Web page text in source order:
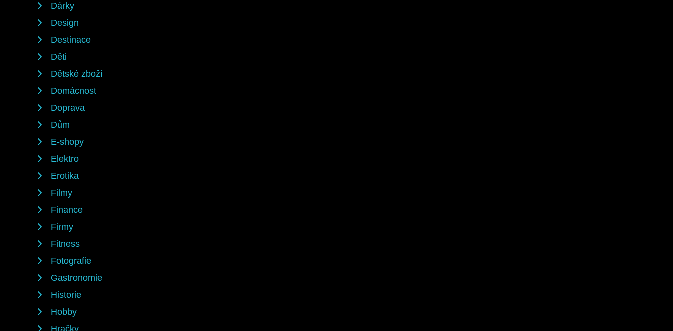
Dárky
Design
Destinace
Děti
Dětské zboží
Domácnost
Doprava
Dům
E-shopy
Elektro
Erotika
Filmy
Finance
Firmy
Fitness
Fotografie
Gastronomie
Historie
Hobby